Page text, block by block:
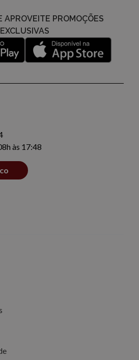
APROVEITE PROMOÇÕES
EXCLUSIVAS
às 17:48